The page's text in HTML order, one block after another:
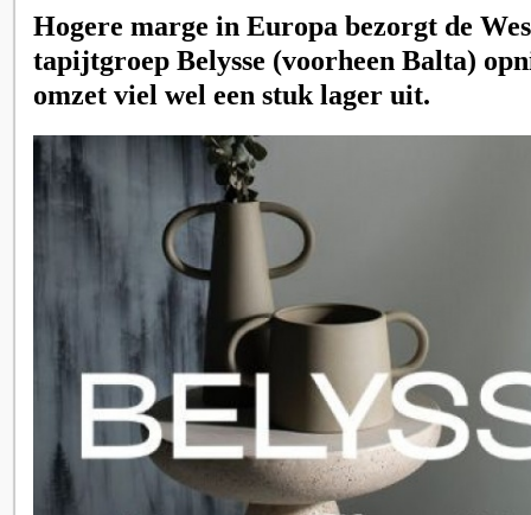
Hogere marge in Europa bezorgt de
tapijtgroep Belysse (voorheen Balta)
omzet viel wel een stuk lager uit.